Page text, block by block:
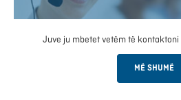
Juve ju mbetet vetëm të kontaktoni
MË SHUMË